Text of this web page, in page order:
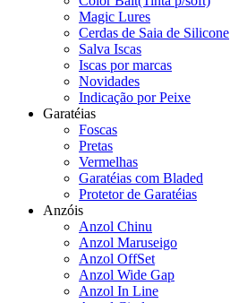
Magic Lures
Cerdas de Saia de Silicone
Salva Iscas
Iscas por marcas
Novidades
Indicação por Peixe
Garatéias
Foscas
Pretas
Vermelhas
Garatéias com Bladed
Protetor de Garatéias
Anzóis
Anzol Chinu
Anzol Maruseigo
Anzol OffSet
Anzol Wide Gap
Anzol In Line